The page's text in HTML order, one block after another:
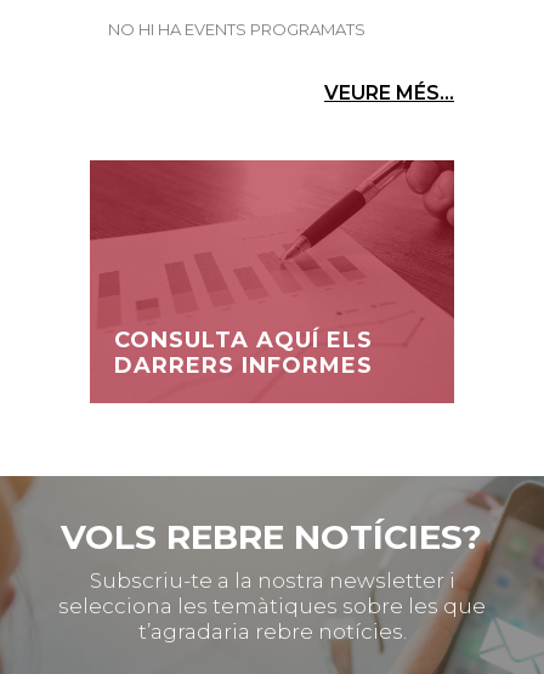
NO HI HA EVENTS PROGRAMATS
VEURE MÉS...
CONSULTA AQUÍ ELS
DARRERS INFORMES
VOLS REBRE NOTÍCIES?
Subscriu-te a la nostra newsletter i
selecciona les temàtiques sobre les que
t’agradaria rebre notícies.